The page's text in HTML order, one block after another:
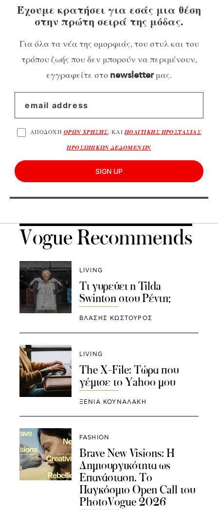
Έχουμε κρατήσει για εσάς μια θέση
στην πρώτη σειρά της μόδας.
Για όλα τα νέα της ομορφιάς, του στυλ και του
τρόπου ζωής που δεν μπορούν να περιμένουν,
εγγραφείτε στο newsletterμας.
ΑΠΟΔΟΧΗ ΟΡΩΝ ΧΡΗΣΗΣ, ΚΑΙΠΟΛΙΤΙΚΗΣ ΠΡΟΣΤΑΣΙΑΣ
ΠΡΟΣΩΠΙΚΩΝ ΔΕΔΟΜΕΝΩΝ
SIGN UP
Vogue Recommends
LIVING
Τι γυρεύει η Tilda
Swinton στου Ρέντη;
ΒΛΑΣΗΣ ΚΩΣΤΟΥΡΟΣ
LIVING
The X-File: Τώρα που
γέμισε το Yahoo μου
ΞΕΝΙΑ ΚΟΥΝΑΛΑΚΗ
FASHION
Brave New Visions: Η
Δημιουργικότητα ως
Επανάσταση. Το
Παγκόσμιο Open Call του
PhotoVogue 2026